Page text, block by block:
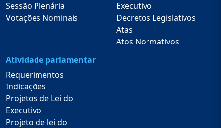
Sessão Plenária
Votações Nominais
Executivo
Decretos Legislativos
Atas
Atos Normativos
Atividade parlamentar
Requerimentos
Indicações
Projetos de Lei do
Executivo
Projeto de lei do